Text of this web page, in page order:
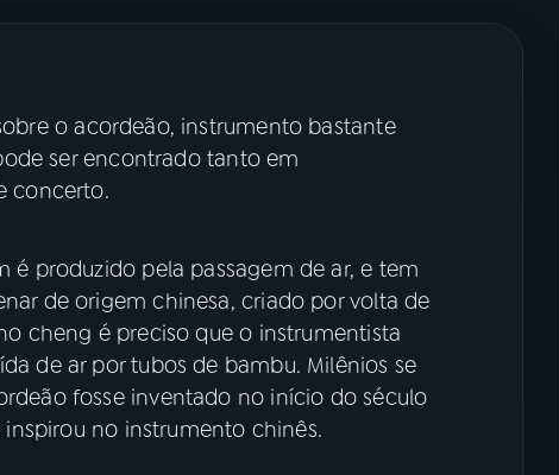
o acordeão, instrumento bastante
ser encontrado tanto em
concerto.
é produzido pela passagem de ar, e tem
de origem chinesa, criado por volta de
cheng é preciso que o instrumentista
de ar por tubos de bambu. Milênios se
fosse inventado no início do século
inspirou no instrumento chinês.